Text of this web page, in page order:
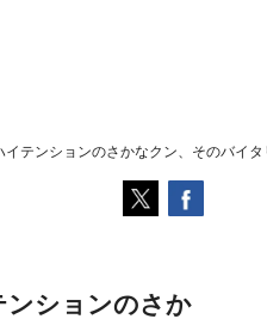
イテンションのさかなクン、そのバイ
ンションのさか